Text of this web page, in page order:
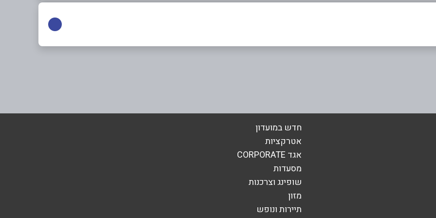
אימייל*
חדש במועדון
אטרקציות
אגד CORPORATE
מסעדות
שופינג וצרכנות
מזון
תיירות ונופש